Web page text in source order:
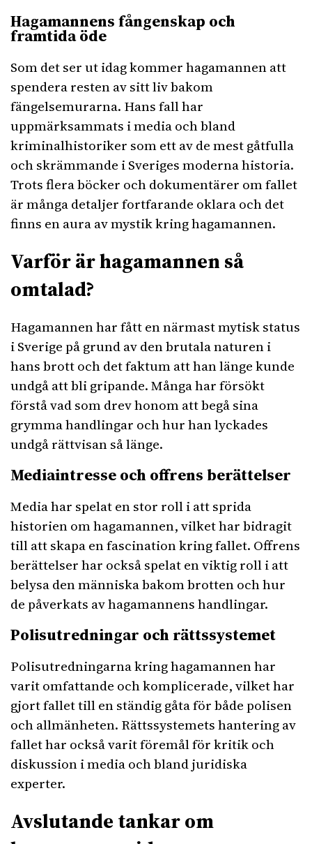
Hagamannens fångenskap och
framtida öde
Som det ser ut idag kommer hagamannen att
spendera resten av sitt liv bakom
fängelsemurarna. Hans fall har
uppmärksammats i media och bland
kriminalhistoriker som ett av de mest gåtfulla
och skrämmande i Sveriges moderna historia.
Trots flera böcker och dokumentärer om fallet
är många detaljer fortfarande oklara och det
finns en aura av mystik kring hagamannen.
Varför är hagamannen så
omtalad?
Hagamannen har fått en närmast mytisk status
i Sverige på grund av den brutala naturen i
hans brott och det faktum att han länge kunde
undgå att bli gripande. Många har försökt
förstå vad som drev honom att begå sina
grymma handlingar och hur han lyckades
undgå rättvisan så länge.
Mediaintresse och offrens berättelser
Media har spelat en stor roll i att sprida
historien om hagamannen, vilket har bidragit
till att skapa en fascination kring fallet. Offrens
berättelser har också spelat en viktig roll i att
belysa den människa bakom brotten och hur
de påverkats av hagamannens handlingar.
Polisutredningar och rättssystemet
Polisutredningarna kring hagamannen har
varit omfattande och komplicerade, vilket har
gjort fallet till en ständig gåta för både polisen
och allmänheten. Rättssystemets hantering av
fallet har också varit föremål för kritik och
diskussion i media och bland juridiska
experter.
Avslutande tankar om